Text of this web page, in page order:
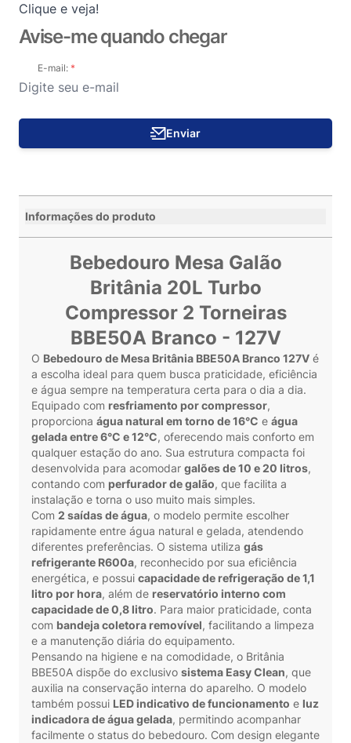
Clique e veja!
Avise-me quando chegar
E-mail:
Enviar
Informações do produto
Bebedouro Mesa Galão
Britânia 20L Turbo
Compressor 2 Torneiras
BBE50A Branco - 127V
O Bebedouro de Mesa Britânia BBE50A Branco 127V é
a escolha ideal para quem busca praticidade, eficiência
e água sempre na temperatura certa para o dia a dia.
Equipado com resfriamento por compressor,
proporciona água natural em torno de 16°C e água
gelada entre 6°C e 12°C, oferecendo mais conforto em
qualquer estação do ano. Sua estrutura compacta foi
desenvolvida para acomodar galões de 10 e 20 litros,
contando com perfurador de galão, que facilita a
instalação e torna o uso muito mais simples.
Com 2 saídas de água, o modelo permite escolher
rapidamente entre água natural e gelada, atendendo
diferentes preferências. O sistema utiliza gás
refrigerante R600a, reconhecido por sua eficiência
energética, e possui capacidade de refrigeração de 1,1
litro por hora, além de reservatório interno com
capacidade de 0,8 litro. Para maior praticidade, conta
com bandeja coletora removível, facilitando a limpeza
e a manutenção diária do equipamento.
Pensando na higiene e na comodidade, o Britânia
BBE50A dispõe do exclusivo sistema Easy Clean, que
auxilia na conservação interna do aparelho. O modelo
também possui LED indicativo de funcionamento e luz
indicadora de água gelada, permitindo acompanhar
facilmente o status do bebedouro. Com design elegante